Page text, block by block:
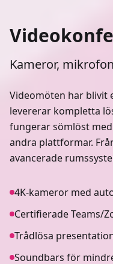
Kameror,
Videomöten har blivit
levererar kompletta
fungerar sömlöst med
andra plattformar.
avancerade
4K-kameror med
Certifierade Teams/
Trådlösa
Soundbars för